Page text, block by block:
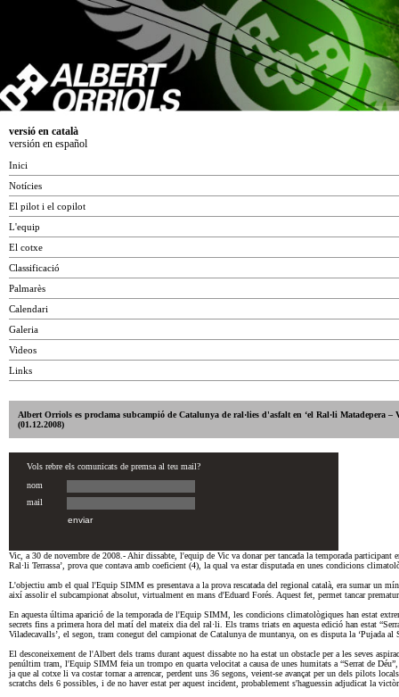
versió en català
versión en español
Inici
Notícies
El pilot i el copilot
L'equip
El cotxe
Classificació
Palmarès
Calendari
Galeria
Videos
Links
Albert Orriols es proclama subcampió de Catalunya de ral·lies d'asfalt en ‘el Ral·li Matadepera –
(01.12.2008)
Vic, a 30 de novembre de 2008.- Ahir dissabte, l'equip de Vic va donar per tancada la temporada
Ral·li Terrassa’, prova que contava amb coeficient (4), la qual va estar disputada en unes condicions
L'objectiu amb el qual l'Equip SIMM es presentava a la prova rescatada del regional català, era sumar un
així assolir el subcampionat absolut, virtualment en mans d'Eduard Forés. Aquest fet, permet tancar
En aquesta última aparició de la temporada de l'Equip SIMM, les condicions climatològiques han estat
secrets fins a primera hora del matí del mateix dia del ral·li. Els trams triats en aquesta edició han estat
Viladecavalls’, el segon, tram conegut del campionat de Catalunya de muntanya, on es disputa la ‘Pujada al
El desconeixement de l'Albert dels trams durant aquest dissabte no ha estat un obstacle per a les seves
penúltim tram, l'Equip SIMM feia un trompo en quarta velocitat a causa de unes humitats a “Serrat de
ja que al cotxe li va costar tornar a arrencar, perdent uns 36 segons, veient-se avançat per un dels pilots
scratchs dels 6 possibles, i de no haver estat per aquest incident, probablement s'haguessin adjudicat la